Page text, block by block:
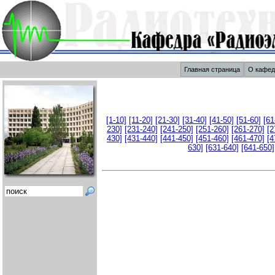
Главная страница О
[1-10] [11-20] [21-30] [31-40] [41-50] [51-60]
230] [231-240] [241-250] [251-260] [261-270]
430] [431-440] [441-450] [451-460] [461-470]
630] [631-640] [641-650]